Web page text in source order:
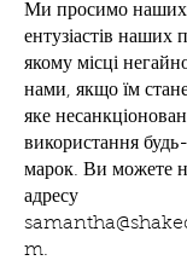
Ми просимо наших
ентузіастів наших
якому місці
нами, якщо їм
яке
використання
марок. Ви можете
адресу
m.